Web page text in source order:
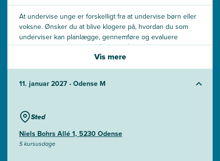
At undervise unge er forskelligt fra at undervise børn eller
voksne. Ønsker du at blive klogere på, hvordan du som
underviser kan planlægge, gennemføre og evaluere
undervisning med fokus på unge, så er er dette kurset for
Vis mere
11. januar 2027 - Odense M
Sted
Niels Bohrs Allé 1, 5230 Odense
5 kursusdage